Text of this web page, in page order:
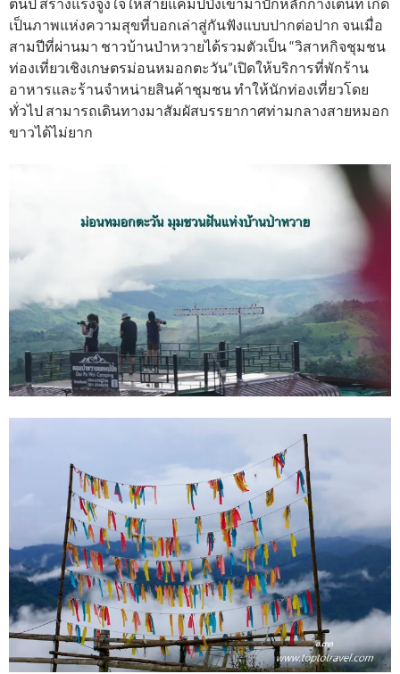
เป็นภาพแห่งความสุขที่บอกเล่าสู่กันฟังแบบปากต่อปาก จนเมื่อ
สามปีที่ผ่านมา ชาวบ้านป่าหวายได้รวมตัวเป็น “วิสาหกิจชุมชน
ท่องเที่ยวเชิงเกษตรม่อนหมอกตะวัน”เปิดให้บริการที่พักร้าน
อาหารและร้านจำหน่ายสินค้าชุมชน ทำให้นักท่องเที่ยวโดย
ทั่วไป สามารถเดินทางมาสัมผัสบรรยากาศท่ามกลางสายหมอก
ขาวได้ไม่ยาก